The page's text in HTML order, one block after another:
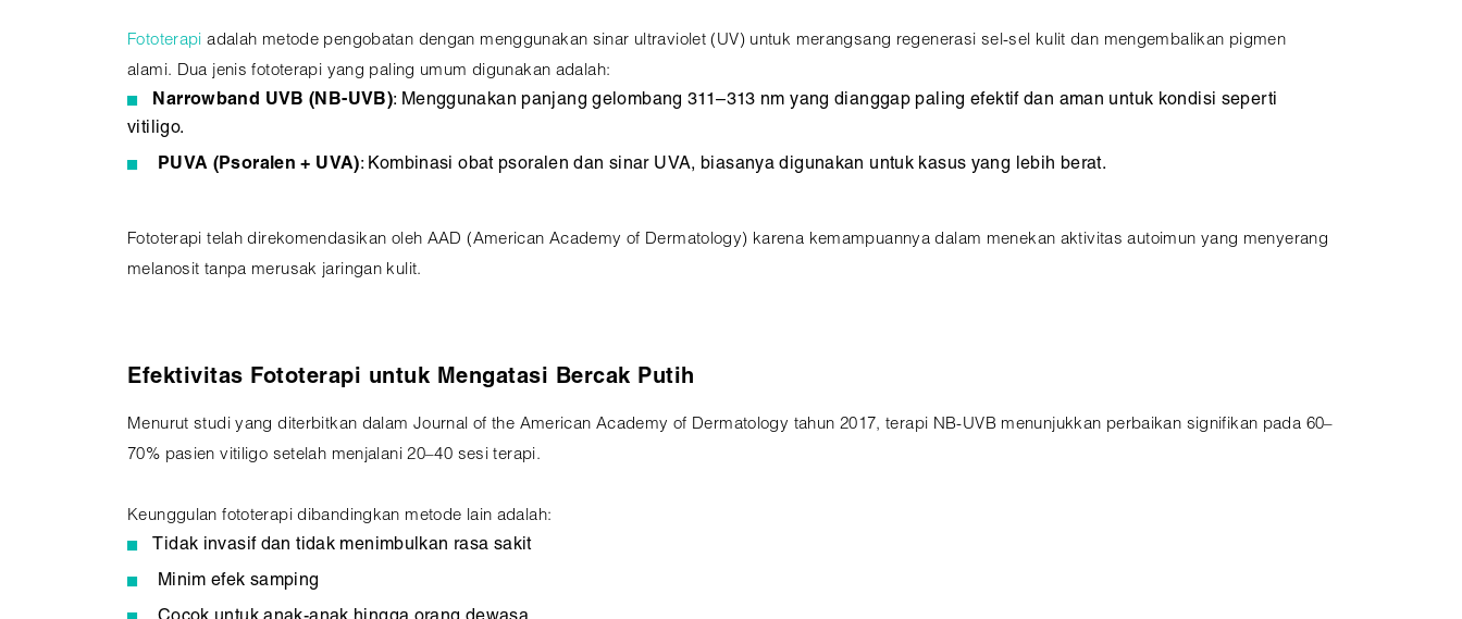
Fototerapiadalah metode pengobatan dengan menggunakan sinar ultraviolet (UV) untuk merangsang regenerasi sel-sel kulit dan mengembalikan pigmen
alami. Dua jenis fototerapi yang paling umum digunakan adalah:
Narrowband UVB (NB-UVB): Menggunakan panjang gelombang 311–313 nm yang dianggap paling efektif dan aman untuk kondisi seperti
vitiligo.
PUVA (Psoralen + UVA): Kombinasi obat psoralen dan sinar UVA, biasanya digunakan untuk kasus yang lebih berat.
Fototerapi telah direkomendasikan oleh AAD (American Academy of Dermatology) karena kemampuannya dalam menekan aktivitas autoimun yang menyerang
melanosit tanpa merusak jaringan kulit.
Efektivitas Fototerapi untuk Mengatasi Bercak Putih
Menurut studi yang diterbitkan dalam Journal of the American Academy of Dermatology tahun 2017, terapi NB-UVB menunjukkan perbaikan signifikan pada 60–
70% pasien vitiligo setelah menjalani 20–40 sesi terapi.
Keunggulan fototerapi dibandingkan metode lain adalah:
Tidak invasif dan tidak menimbulkan rasa sakit
Minim efek samping